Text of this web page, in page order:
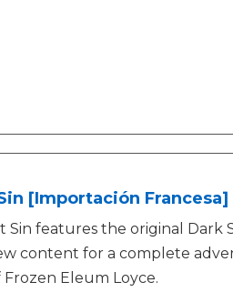
[Importación Francesa]
features the original Dark
content for a complete
Eleum Loyce.